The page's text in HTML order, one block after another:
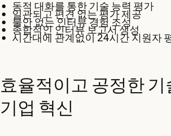
동적 대화를 통한 기술 능력 평가
일관되고 편견 없는 평가 제공
불안 없는 인터뷰 경험 조성
종합적인 인터뷰 보고서 생성
시간대에 관계없이 24시간 지원자
효율적이고 공정한
기업 혁신